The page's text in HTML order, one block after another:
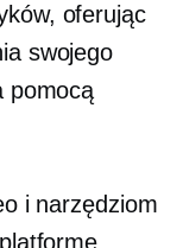
oferując
swojego
pomocą
i narzędziom